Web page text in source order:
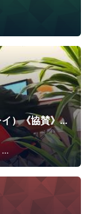
@赤羽 WorkPlay（ワークプレイ）《協賛》エイチワークス《運営》隆美株式会社
プログラミング フ